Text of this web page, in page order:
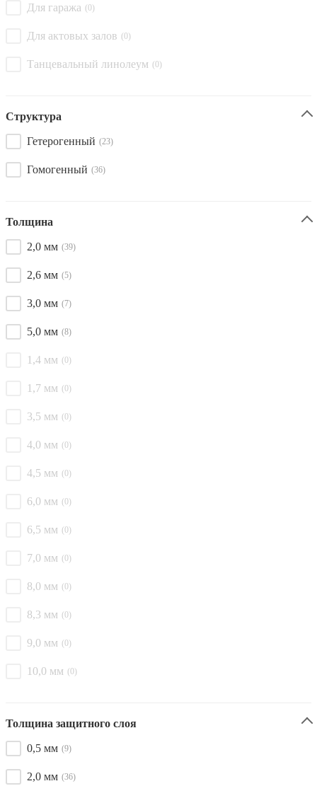
Для гаража (0)
Для актовых залов (0)
Танцевальный линолеум (0)
Структура
Гетерогенный (23)
Гомогенный (36)
Толщина
2,0 мм (39)
2,6 мм (5)
3,0 мм (7)
5,0 мм (8)
1,4 мм (0)
1,7 мм (0)
3,5 мм (0)
4,0 мм (0)
4,5 мм (0)
6,0 мм (0)
6,5 мм (0)
7,0 мм (0)
8,0 мм (0)
8,3 мм (0)
9,0 мм (0)
10,0 мм (0)
Толщина защитного слоя
0,5 мм (9)
2,0 мм (36)